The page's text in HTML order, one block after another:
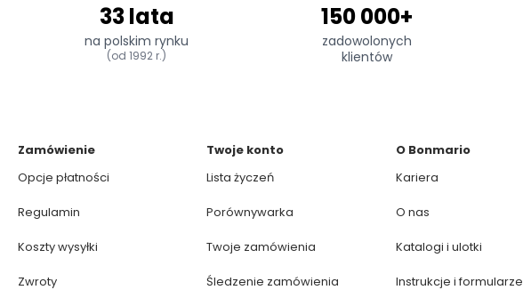
33 lata
na polskim rynku
(od 1992 r.)
150 000+
zadowolonych
klientów
Zamówienie
Opcje płatności
Regulamin
Koszty wysyłki
Zwroty
Twoje konto
Lista życzeń
Porównywarka
Twoje zamówienia
Śledzenie zamówienia
O Bonmario
Kariera
O nas
Katalogi i ulotki
Instrukcje i formularze